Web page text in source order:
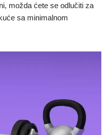
možda ćete se odlučiti za
sa minimalnom